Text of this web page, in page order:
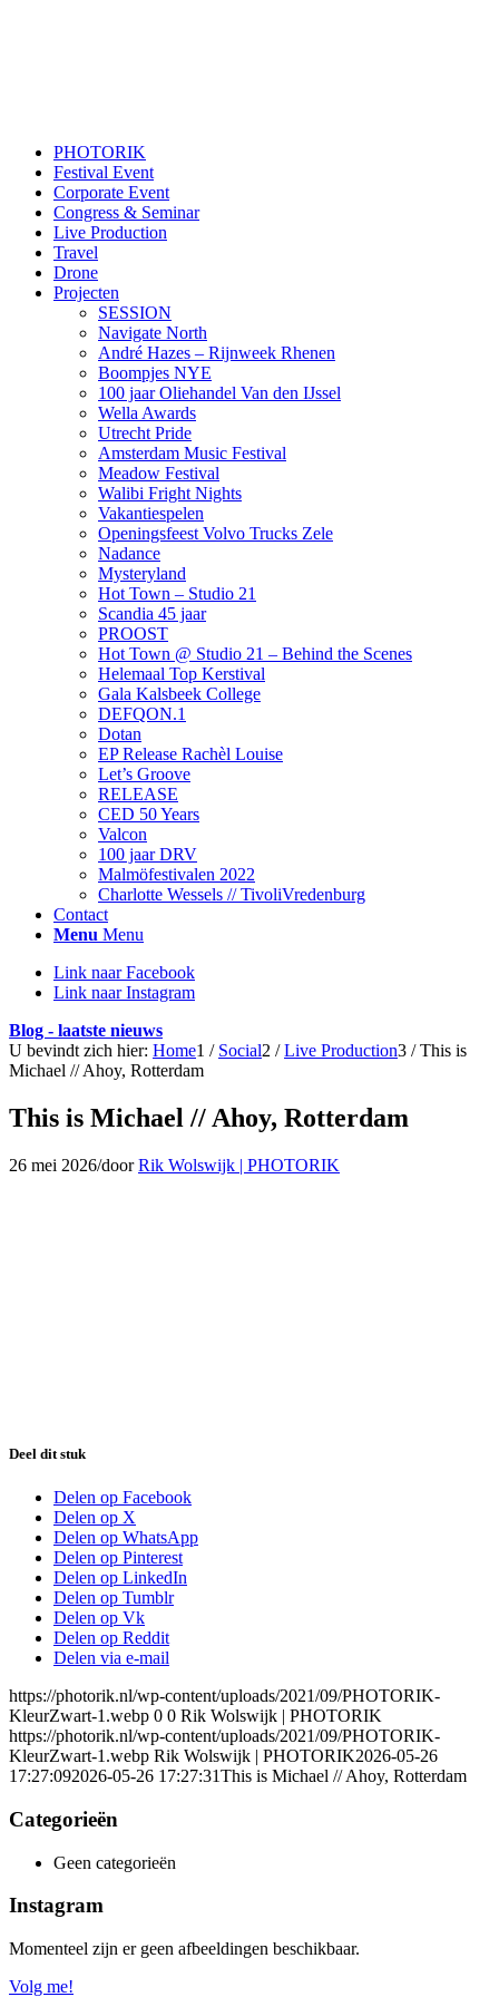
PHOTORIK
Festival Event
Corporate Event
Congress & Seminar
Live Production
Travel
Drone
Projecten
SESSION
Navigate North
André Hazes – Rijnweek Rhenen
Boompjes NYE
100 jaar Oliehandel Van den IJssel
Wella Awards
Utrecht Pride
Amsterdam Music Festival
Meadow Festival
Walibi Fright Nights
Vakantiespelen
Openingsfeest Volvo Trucks Zele
Nadance
Mysteryland
Hot Town – Studio 21
Scandia 45 jaar
PROOST
Hot Town @ Studio 21 – Behind the Scenes
Helemaal Top Kerstival
Gala Kalsbeek College
DEFQON.1
Dotan
EP Release Rachèl Louise
Let’s Groove
RELEASE
CED 50 Years
Valcon
100 jaar DRV
Malmöfestivalen 2022
Charlotte Wessels // TivoliVredenburg
Contact
Menu Menu
Link naar Facebook
Link naar Instagram
Blog - laatste nieuws
U bevindt zich hier: Home1 / Social2 / Live Production3 / This is
Michael // Ahoy, Rotterdam
This is Michael // Ahoy, Rotterdam
26 mei 2026/doorRik Wolswijk | PHOTORIK
Deel dit stuk
Delen op Facebook
Delen op X
Delen op WhatsApp
Delen op Pinterest
Delen op LinkedIn
Delen op Tumblr
Delen op Vk
Delen op Reddit
Delen via e-mail
https://photorik.nl/wp-content/uploads/2021/09/PHOTORIK-
KleurZwart-1.webp 0 0 Rik Wolswijk | PHOTORIK
https://photorik.nl/wp-content/uploads/2021/09/PHOTORIK-
KleurZwart-1.webp Rik Wolswijk | PHOTORIK2026-05-26
17:27:092026-05-26 17:27:31This is Michael // Ahoy, Rotterdam
Categorieën
Geen categorieën
Instagram
Momenteel zijn er geen afbeeldingen beschikbaar.
Volg me!